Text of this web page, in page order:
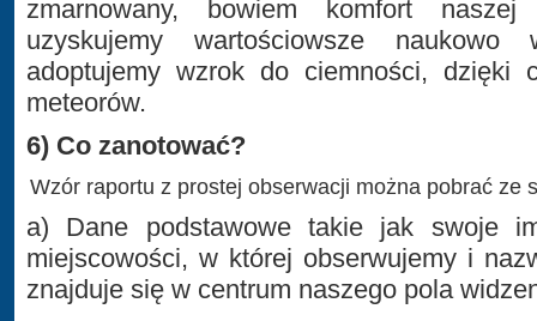
zmarnowany, bowiem komfort
uzyskujemy wartościowsze
adoptujemy wzrok do ciemności, dzięki
meteorów.
6) Co zanotować?
Wzór raportu z prostej obserwacji można pobrać ze
a) Dane podstawowe takie jak swoje
miejscowości, w której obserwujemy i
znajduje się w centrum naszego pola